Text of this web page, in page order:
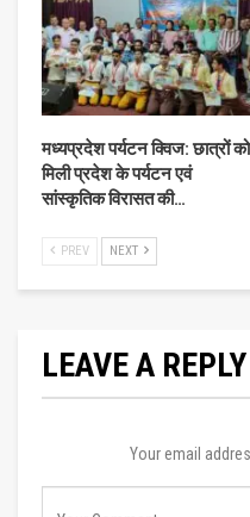
मध्यप्रदेश पर्यटन क्विज: छात्रों को
मिली प्रदेश के पर्यटन एवं
सांस्कृतिक विरासत की…
PREV NEXT
LEAVE A REPLY
Your email